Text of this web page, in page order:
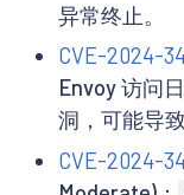
异常终止。
CVE-2024-
Envoy 访问
洞，可能导
CVE-2024-